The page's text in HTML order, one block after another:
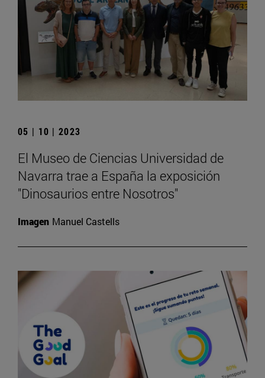
05 | 10 | 2023
El Museo de Ciencias Universidad de
Navarra trae a España la exposición
"Dinosaurios entre Nosotros"
Imagen Manuel Castells